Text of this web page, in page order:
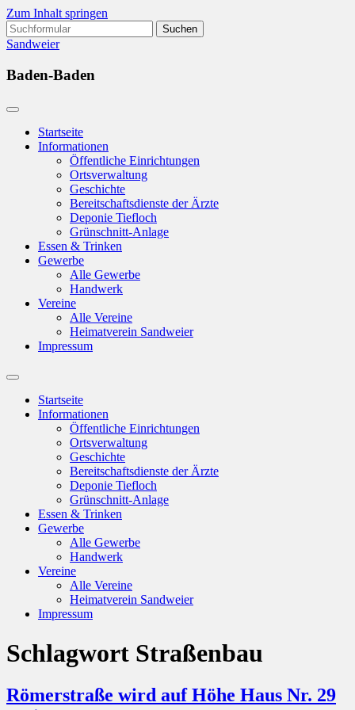
Zum Inhalt springen
Suchen
nach:
Sandweier
Baden-Baden
Startseite
Informationen
Öffentliche Einrichtungen
Ortsverwaltung
Geschichte
Bereitschaftsdienste der Ärzte
Deponie Tiefloch
Grünschnitt-Anlage
Essen & Trinken
Gewerbe
Alle Gewerbe
Handwerk
Vereine
Alle Vereine
Heimatverein Sandweier
Impressum
Suchfeld
ein-/ausblenden
Startseite
Informationen
Öffentliche Einrichtungen
Ortsverwaltung
Geschichte
Bereitschaftsdienste der Ärzte
Deponie Tiefloch
Grünschnitt-Anlage
Essen & Trinken
Gewerbe
Alle Gewerbe
Handwerk
Vereine
Alle Vereine
Heimatverein Sandweier
Impressum
Schlagwort Straßenbau
Römerstraße wird auf Höhe Haus Nr. 29